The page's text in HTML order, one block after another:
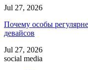
Jul 27, 2026
Почему особы
девайсов
Jul 27, 2026
social media